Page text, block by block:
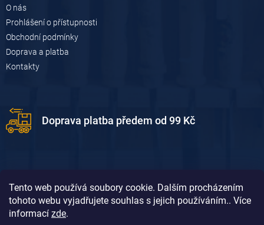
Tento web používá soubory cookie. Dalším procházením
tohoto webu vyjadřujete souhlas s jejich používáním.. Více
informací zde.
O nás
Prohlášení o přístupnosti
Obchodní podmínky
Doprava a platba
Kontakty
Doprava platba předem od 99 Kč
Doprava platba dobírkou od 119 Kč